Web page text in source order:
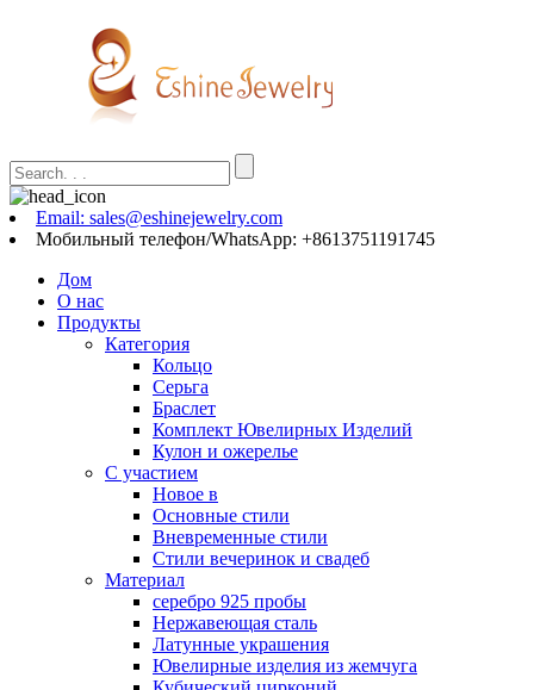
Email: sales@eshinejewelry.com
Мобильный телефон/WhatsApp: +8613751191745
Дом
О нас
Продукты
Категория
Кольцо
Серьга
Браслет
Комплект Ювелирных Изделий
Кулон и ожерелье
С участием
Новое в
Основные стили
Вневременные стили
Стили вечеринок и свадеб
Материал
серебро 925 пробы
Нержавеющая сталь
Латунные украшения
Ювелирные изделия из жемчуга